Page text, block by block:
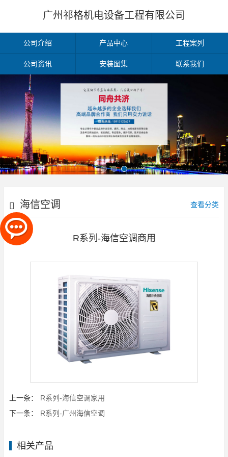
广州祁格机电设备工程有限公司
公司介绍 产品中心 工程案列
公司资讯 安装图集 联系我们
海信空调 查看分类
R系列-海信空调商用
上一条：
R系列-海信空调家用
下一条：
R系列-广州海信空调
相关产品